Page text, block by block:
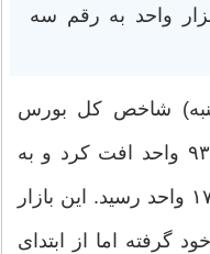
با کاهش بیش از 14 هزار واحد به رقم سه
شاخص کل بورس
اوراق بهادار تهران ۱۴ هزار و ۹۳۹ واحد افت کرد و به
رقم سه میلیون و ۱۶۰ هزار و ۱۷۳ واحد رسید. این بازار
خود گرفته اما از ابتدای